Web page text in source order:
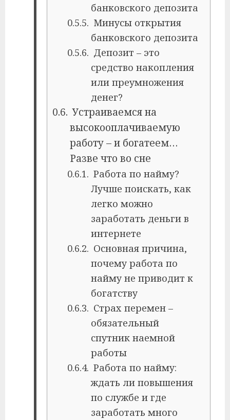
банковского депозита
Минусы открытия
банковского депозита
Депозит – это
средство накопления
или преумножения
денег?
Устраиваемся на
высокооплачиваемую
работу – и богатеем…
Разве что во сне
Работа по найму?
Лучше поискать, как
легко можно
заработать деньги в
интернете
Основная причина,
почему работа по
найму не приводит к
богатству
Страх перемен –
обязательный
спутник наемной
работы
Работа по найму:
ждать ли повышения
по службе и где
заработать много